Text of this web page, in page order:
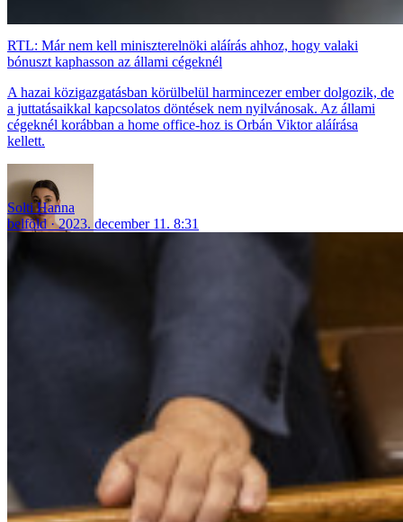
RTL: Már nem kell miniszterelnöki aláírás ahhoz, hogy valaki
bónuszt kaphasson az állami cégeknél
A hazai közigazgatásban körülbelül harmincezer ember dolgozik, de
a juttatásaikkal kapcsolatos döntések nem nyilvánosak. Az állami
cégeknél korábban a home office-hoz is Orbán Viktor aláírása
kellett.
Solti Hanna
belföld
2023. december 11. 8:31